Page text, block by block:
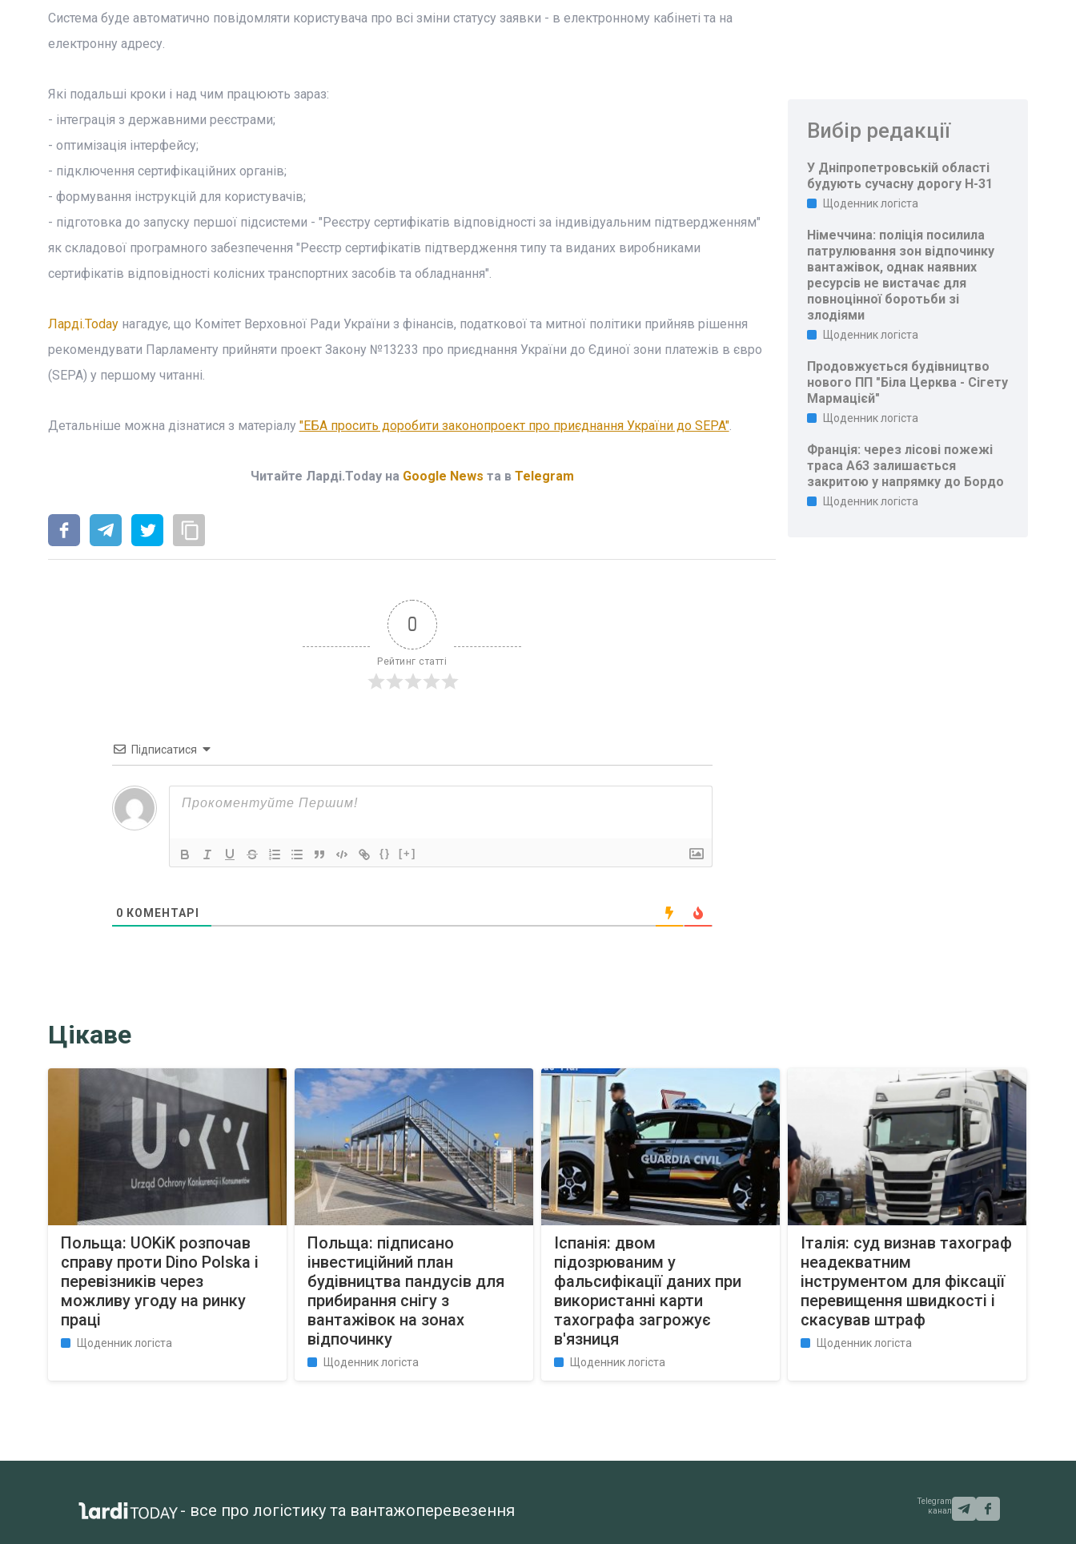
Система буде автоматично повідомляти користувача про всі зміни статусу заявки - в електронному кабінеті та на
електронну адресу.
Які подальші кроки і над чим працюють зараз:
- інтеграція з державними реєстрами;
- оптимізація інтерфейсу;
- підключення сертифікаційних органів;
- формування інструкцій для користувачів;
- підготовка до запуску першої підсистеми - "Реєстру сертифікатів відповідності за індивідуальним підтвердженням"
як складової програмного забезпечення "Реєстр сертифікатів підтвердження типу та виданих виробниками
сертифікатів відповідності колісних транспортних засобів та обладнання".
Ларді.Todayнагадує, що Комітет Верховної Ради України з фінансів, податкової та митної політики прийняв рішення
рекомендувати Парламенту прийняти проект Закону №13233 про приєднання України до Єдиної зони платежів в євро
(SEPA) у першому читанні.
Детальніше можна дізнатися з матеріалу "EБA просить доробити законопроект про приєднання України до SEPA".
Читайте Ларді.Today на Google News та в Telegram
0
Рейтинг статті
Підписатися
{} [+]
0 КОМЕНТАРІ
Вибір редакції
У Дніпропетровській області
будують сучасну дорогу Н-31
Щоденник логіста
Німеччина: поліція посилила
патрулювання зон відпочинку
вантажівок, однак наявних
ресурсів не вистачає для
повноцінної боротьби зі
злодіями
Щоденник логіста
Продовжується будівництво
нового ПП "Біла Церква - Сігету
Мармацієй"
Щоденник логіста
Франція: через лісові пожежі
траса A63 залишається
закритою у напрямку до Бордо
Щоденник логіста
Цікаве
Польща: UOKiK розпочав
справу проти Dino Polska і
перевізників через
можливу угоду на ринку
праці
Щоденник логіста
Польща: підписано
інвестиційний план
будівництва пандусів для
прибирання снігу з
вантажівок на зонах
відпочинку
Щоденник логіста
Іспанія: двом
підозрюваним у
фальсифікації даних при
використанні карти
тахографа загрожує
в'язниця
Щоденник логіста
Італія: суд визнав тахограф
неадекватним
інструментом для фіксації
перевищення швидкості і
скасував штраф
Щоденник логіста
- все про логістику та вантажоперевезення
Telegram
канал